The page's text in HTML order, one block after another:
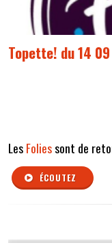
Topette! du 14
LesFoliessont de
ÉCOUTEZ